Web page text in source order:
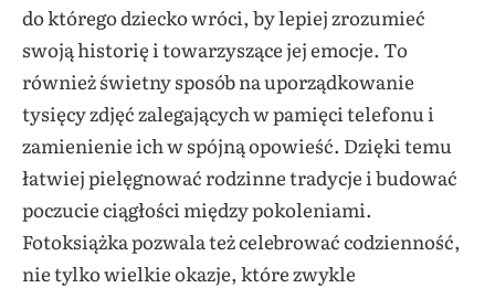
do którego dziecko wróci, by lepiej zrozumieć
swoją historię i towarzyszące jej emocje. To
również świetny sposób na uporządkowanie
tysięcy zdjęć zalegających w pamięci telefonu i
zamienienie ich w spójną opowieść. Dzięki temu
łatwiej pielęgnować rodzinne tradycje i budować
poczucie ciągłości między pokoleniami.
Fotoksiążka pozwala też celebrować codzienność,
nie tylko wielkie okazje, które zwykle